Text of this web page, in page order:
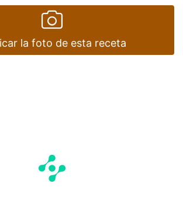
la foto de esta receta